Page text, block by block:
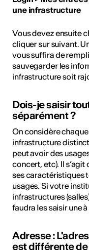
une infrastructure
Vous devez ensuite
cliquer sur suivant.
vous suffira de
sauvegarder les
infrastructure soit
Dois-je saisir
séparément ?
On considère
infrastructure
peut avoir des
concert, etc). Il
ses caractéristiques
usages. Si votre
infrastructures
faudra les saisir une à
Adresse :
est différente